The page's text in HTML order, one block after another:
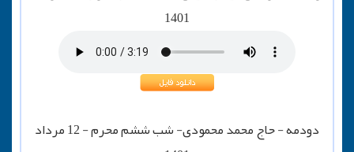
1401
دودمه - حاج محمد محمودی- شب ششم محرم - 12 مرداد